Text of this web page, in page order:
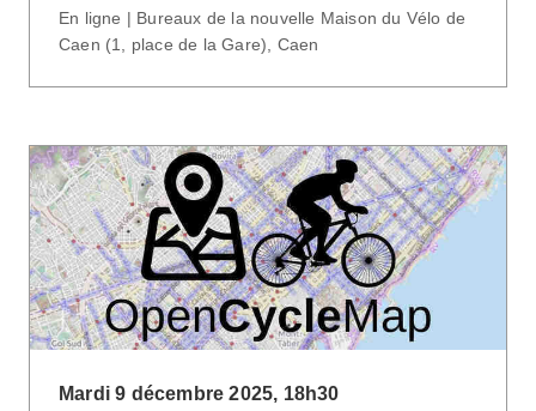
En ligne | Bureaux de la nouvelle Maison du Vélo de
Caen (1, place de la Gare), Caen
Mardi 9 décembre 2025, 18h30